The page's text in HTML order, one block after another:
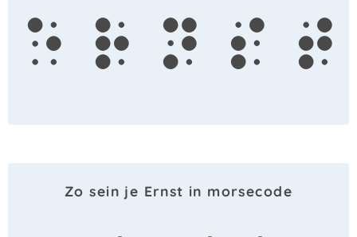
e r n s t
Zo sein je Ernst in morsecode